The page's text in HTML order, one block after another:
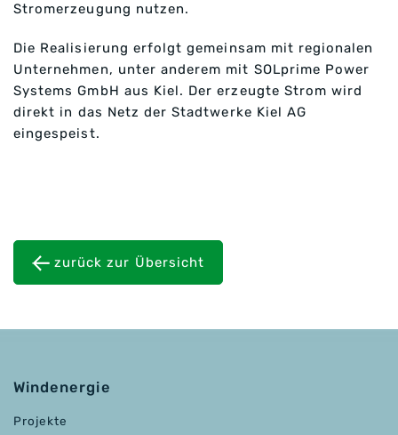
Stromerzeugung nutzen.
Die Realisierung erfolgt gemeinsam mit regionalen
Unternehmen, unter anderem mit SOLprime Power
Systems GmbH aus Kiel. Der erzeugte Strom wird
direkt in das Netz der Stadtwerke Kiel AG
eingespeist.
zurück zur Übersicht
Windenergie
Projekte